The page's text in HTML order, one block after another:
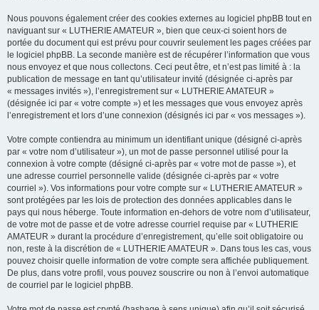
Nous pouvons également créer des cookies externes au logiciel phpBB tout en
naviguant sur « LUTHERIE AMATEUR », bien que ceux-ci soient hors de
portée du document qui est prévu pour couvrir seulement les pages créées par
le logiciel phpBB. La seconde manière est de récupérer l’information que vous
nous envoyez et que nous collectons. Ceci peut être, et n’est pas limité à : la
publication de message en tant qu’utilisateur invité (désignée ci-après par
« messages invités »), l’enregistrement sur « LUTHERIE AMATEUR »
(désignée ici par « votre compte ») et les messages que vous envoyez après
l’enregistrement et lors d’une connexion (désignés ici par « vos messages »).
Votre compte contiendra au minimum un identifiant unique (désigné ci-après
par « votre nom d’utilisateur »), un mot de passe personnel utilisé pour la
connexion à votre compte (désigné ci-après par « votre mot de passe »), et
une adresse courriel personnelle valide (désignée ci-après par « votre
courriel »). Vos informations pour votre compte sur « LUTHERIE AMATEUR »
sont protégées par les lois de protection des données applicables dans le
pays qui nous héberge. Toute information en-dehors de votre nom d’utilisateur,
de votre mot de passe et de votre adresse courriel requise par « LUTHERIE
AMATEUR » durant la procédure d’enregistrement, qu’elle soit obligatoire ou
non, reste à la discrétion de « LUTHERIE AMATEUR ». Dans tous les cas, vous
pouvez choisir quelle information de votre compte sera affichée publiquement.
De plus, dans votre profil, vous pouvez souscrire ou non à l’envoi automatique
de courriel par le logiciel phpBB.